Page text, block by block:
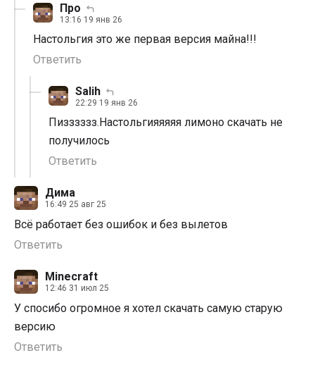
Про
13:16 19 янв 26
Настольгия это же первая версия майна!!!
Ответить
Salih
22:29 19 янв 26
Пизззззз.Настольгияяяяя лимоно скачать не
получилось
Ответить
Дима
16:49 25 авг 25
Всё работает без ошибок и без вылетов
Ответить
Minecraft
12:46 31 июл 25
У спосибо огромное я хотел скачать самую старую
версию
Ответить